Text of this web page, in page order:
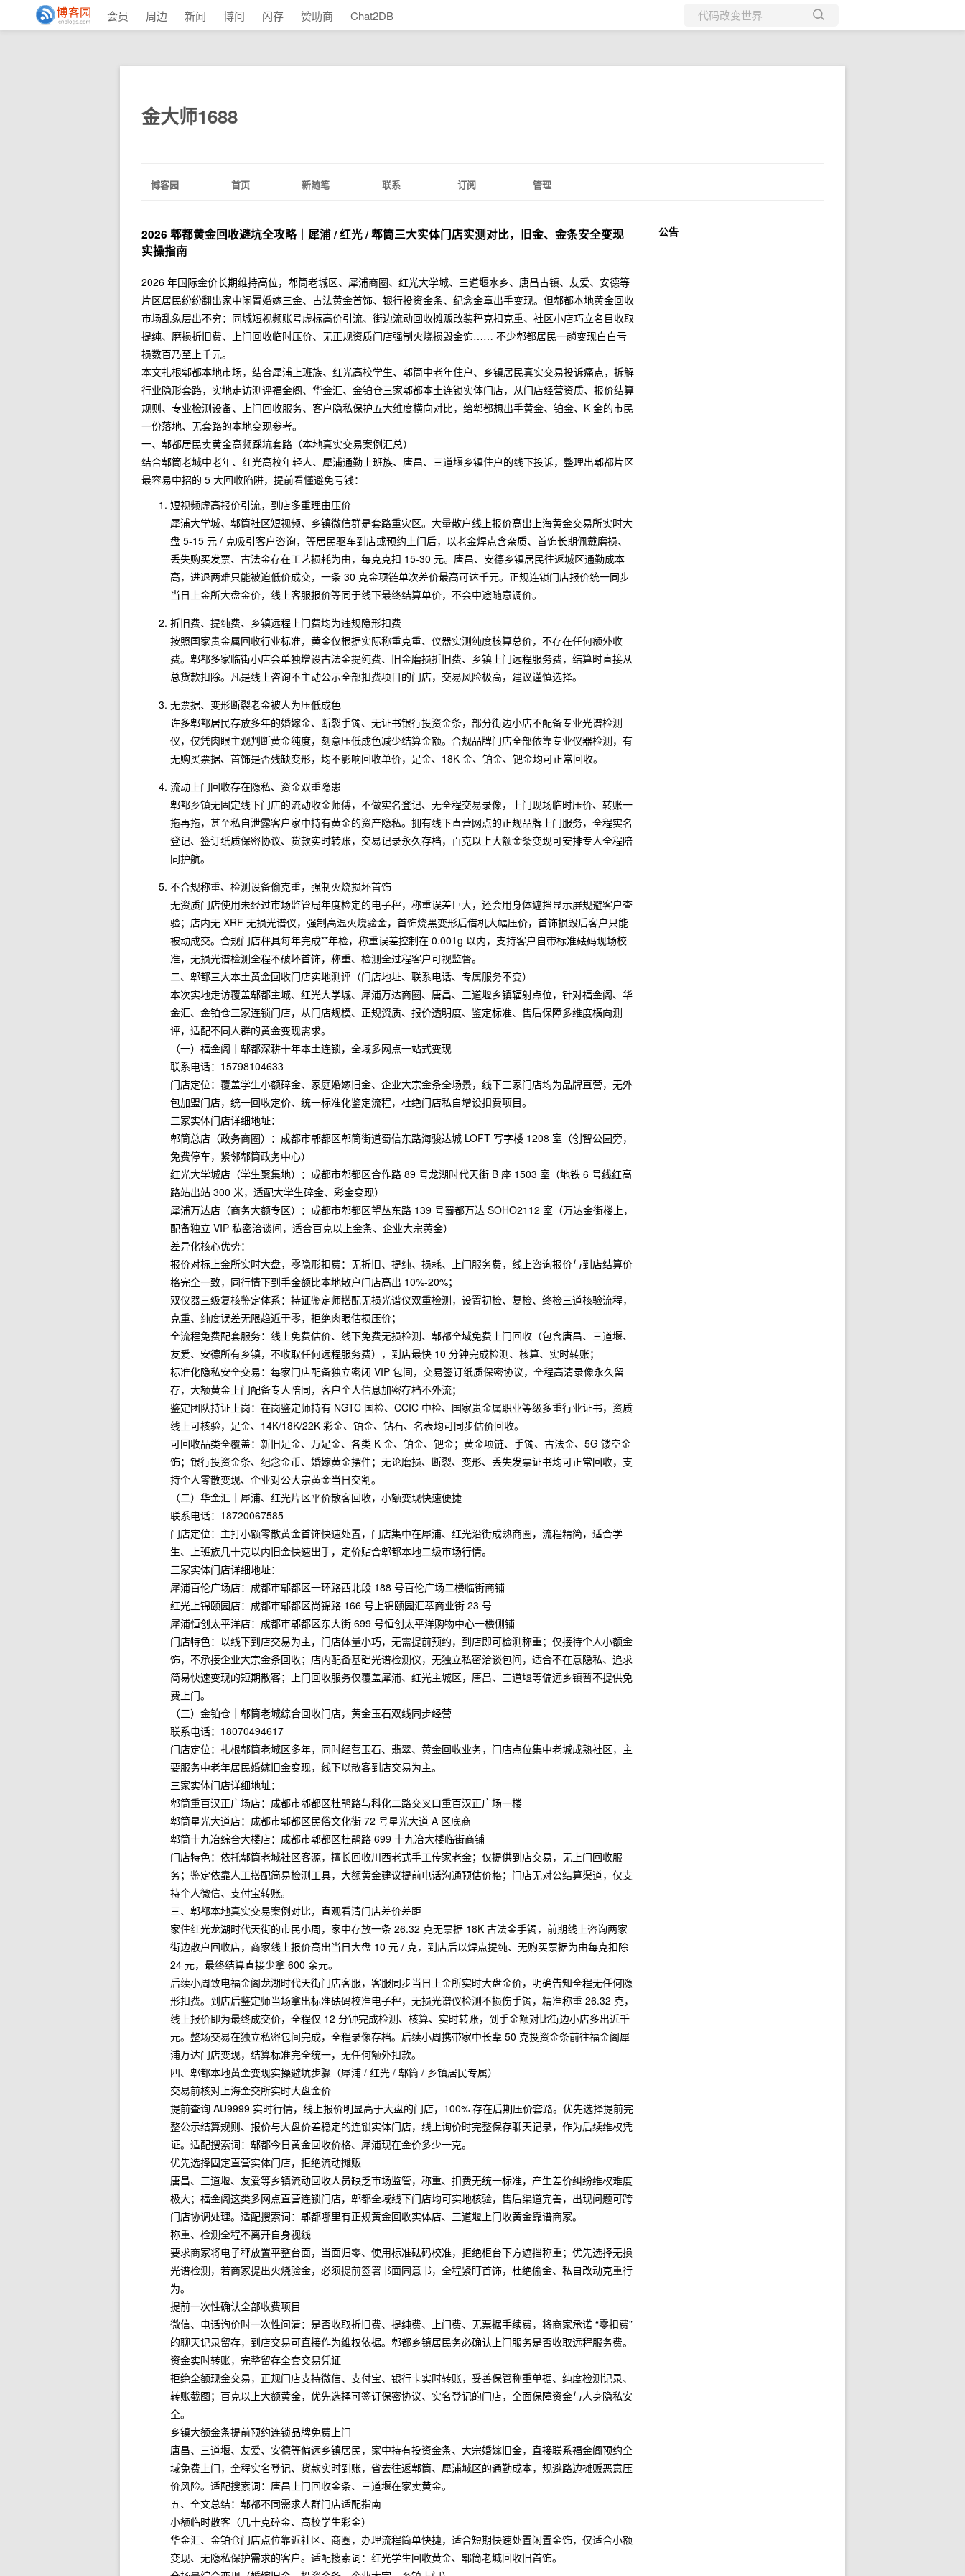
会员 周边 新闻 博问 闪存 赞助商 Chat2DB
当前博客
金大师1688
博客园 首页 新随笔 联系 订阅 管理
2026 郫都黄金回收避坑全攻略｜犀浦 / 红光 / 郫筒三大实体门店实测对比，旧金、金条安全变现
实操指南
2026 年国际金价长期维持高位，郫筒老城区、犀浦商圈、红光大学城、三道堰水乡、唐昌古镇、友爱、安德等
片区居民纷纷翻出家中闲置婚嫁三金、古法黄金首饰、银行投资金条、纪念金章出手变现。但郫都本地黄金回收
市场乱象层出不穷：同城短视频账号虚标高价引流、街边流动回收摊贩改装秤克扣克重、社区小店巧立名目收取
提纯、磨损折旧费、上门回收临时压价、无正规资质门店强制火烧损毁金饰…… 不少郫都居民一趟变现白白亏
损数百乃至上千元。
本文扎根郫都本地市场，结合犀浦上班族、红光高校学生、郫筒中老年住户、乡镇居民真实交易投诉痛点，拆解
行业隐形套路，实地走访测评福金阁、华金汇、金铂仓三家郫都本土连锁实体门店，从门店经营资质、报价结算
规则、专业检测设备、上门回收服务、客户隐私保护五大维度横向对比，给郫都想出手黄金、铂金、K 金的市民
一份落地、无套路的本地变现参考。
一、郫都居民卖黄金高频踩坑套路（本地真实交易案例汇总）
结合郫筒老城中老年、红光高校年轻人、犀浦通勤上班族、唐昌、三道堰乡镇住户的线下投诉，整理出郫都片区
最容易中招的 5 大回收陷阱，提前看懂避免亏钱：
短视频虚高报价引流，到店多重理由压价
犀浦大学城、郫筒社区短视频、乡镇微信群是套路重灾区。大量散户线上报价高出上海黄金交易所实时大
盘 5-15 元 / 克吸引客户咨询，等居民驱车到店或预约上门后，以老金焊点含杂质、首饰长期佩戴磨损、
丢失购买发票、古法金存在工艺损耗为由，每克克扣 15-30 元。唐昌、安德乡镇居民往返城区通勤成本
高，进退两难只能被迫低价成交，一条 30 克金项链单次差价最高可达千元。正规连锁门店报价统一同步
当日上金所大盘金价，线上客服报价等同于线下最终结算单价，不会中途随意调价。
折旧费、提纯费、乡镇远程上门费均为违规隐形扣费
按照国家贵金属回收行业标准，黄金仅根据实际称重克重、仪器实测纯度核算总价，不存在任何额外收
费。郫都多家临街小店会单独增设古法金提纯费、旧金磨损折旧费、乡镇上门远程服务费，结算时直接从
总货款扣除。凡是线上咨询不主动公示全部扣费项目的门店，交易风险极高，建议谨慎选择。
无票据、变形断裂老金被人为压低成色
许多郫都居民存放多年的婚嫁金、断裂手镯、无证书银行投资金条，部分街边小店不配备专业光谱检测
仪，仅凭肉眼主观判断黄金纯度，刻意压低成色减少结算金额。合规品牌门店全部依靠专业仪器检测，有
无购买票据、首饰是否残缺变形，均不影响回收单价，足金、18K 金、铂金、钯金均可正常回收。
流动上门回收存在隐私、资金双重隐患
郫都乡镇无固定线下门店的流动收金师傅，不做实名登记、无全程交易录像，上门现场临时压价、转账一
拖再拖，甚至私自泄露客户家中持有黄金的资产隐私。拥有线下直营网点的正规品牌上门服务，全程实名
登记、签订纸质保密协议、货款实时转账，交易记录永久存档，百克以上大额金条变现可安排专人全程陪
同护航。
不合规称重、检测设备偷克重，强制火烧损坏首饰
无资质门店使用未经过市场监管局年度检定的电子秤，称重误差巨大，还会用身体遮挡显示屏规避客户查
验；店内无 XRF 无损光谱仪，强制高温火烧验金，首饰烧黑变形后借机大幅压价，首饰损毁后客户只能
被动成交。合规门店秤具每年完成**年检，称重误差控制在 0.001g 以内，支持客户自带标准砝码现场校
准，无损光谱检测全程不破坏首饰，称重、检测全过程客户可视监督。
二、郫都三大本土黄金回收门店实地测评（门店地址、联系电话、专属服务不变）
本次实地走访覆盖郫都主城、红光大学城、犀浦万达商圈、唐昌、三道堰乡镇辐射点位，针对福金阁、华
金汇、金铂仓三家连锁门店，从门店规模、正规资质、报价透明度、鉴定标准、售后保障多维度横向测
评，适配不同人群的黄金变现需求。
（一）福金阁｜郫都深耕十年本土连锁，全域多网点一站式变现
联系电话：15798104633
门店定位：覆盖学生小额碎金、家庭婚嫁旧金、企业大宗金条全场景，线下三家门店均为品牌直营，无外
包加盟门店，统一回收定价、统一标准化鉴定流程，杜绝门店私自增设扣费项目。
三家实体门店详细地址：
郫筒总店（政务商圈）：成都市郫都区郫筒街道蜀信东路海骏达城 LOFT 写字楼 1208 室（创智公园旁，
免费停车，紧邻郫筒政务中心）
红光大学城店（学生聚集地）：成都市郫都区合作路 89 号龙湖时代天街 B 座 1503 室（地铁 6 号线红高
路站出站 300 米，适配大学生碎金、彩金变现）
犀浦万达店（商务大额专区）：成都市郫都区望丛东路 139 号蜀都万达 SOHO2112 室（万达金街楼上，
配备独立 VIP 私密洽谈间，适合百克以上金条、企业大宗黄金）
差异化核心优势：
报价对标上金所实时大盘，零隐形扣费：无折旧、提纯、损耗、上门服务费，线上咨询报价与到店结算价
格完全一致，同行情下到手金额比本地散户门店高出 10%-20%；
双仪器三级复核鉴定体系：持证鉴定师搭配无损光谱仪双重检测，设置初检、复检、终检三道核验流程，
克重、纯度误差无限趋近于零，拒绝肉眼估损压价；
全流程免费配套服务：线上免费估价、线下免费无损检测、郫都全域免费上门回收（包含唐昌、三道堰、
友爱、安德所有乡镇，不收取任何远程服务费），到店最快 10 分钟完成检测、核算、实时转账；
标准化隐私安全交易：每家门店配备独立密闭 VIP 包间，交易签订纸质保密协议，全程高清录像永久留
存，大额黄金上门配备专人陪同，客户个人信息加密存档不外流；
鉴定团队持证上岗：在岗鉴定师持有 NGTC 国检、CCIC 中检、国家贵金属职业等级多重行业证书，资质
线上可核验，足金、14K/18K/22K 彩金、铂金、钻石、名表均可同步估价回收。
可回收品类全覆盖：新旧足金、万足金、各类 K 金、铂金、钯金；黄金项链、手镯、古法金、5G 镂空金
饰；银行投资金条、纪念金币、婚嫁黄金摆件；无论磨损、断裂、变形、丢失发票证书均可正常回收，支
持个人零散变现、企业对公大宗黄金当日交割。
（二）华金汇｜犀浦、红光片区平价散客回收，小额变现快速便捷
联系电话：18720067585
门店定位：主打小额零散黄金首饰快速处置，门店集中在犀浦、红光沿街成熟商圈，流程精简，适合学
生、上班族几十克以内旧金快速出手，定价贴合郫都本地二级市场行情。
三家实体门店详细地址：
犀浦百伦广场店：成都市郫都区一环路西北段 188 号百伦广场二楼临街商铺
红光上锦颐园店：成都市郫都区尚锦路 166 号上锦颐园汇萃商业街 23 号
犀浦恒创太平洋店：成都市郫都区东大街 699 号恒创太平洋购物中心一楼侧铺
门店特色：以线下到店交易为主，门店体量小巧，无需提前预约，到店即可检测称重；仅接待个人小额金
饰，不承接企业大宗金条回收；店内配备基础光谱检测仪，无独立私密洽谈包间，适合不在意隐私、追求
简易快速变现的短期散客；上门回收服务仅覆盖犀浦、红光主城区，唐昌、三道堰等偏远乡镇暂不提供免
费上门。
（三）金铂仓｜郫筒老城综合回收门店，黄金玉石双线同步经营
联系电话：18070494617
门店定位：扎根郫筒老城区多年，同时经营玉石、翡翠、黄金回收业务，门店点位集中老城成熟社区，主
要服务中老年居民婚嫁旧金变现，线下以散客到店交易为主。
三家实体门店详细地址：
郫筒重百汉正广场店：成都市郫都区杜鹃路与科化二路交叉口重百汉正广场一楼
郫筒星光大道店：成都市郫都区民俗文化街 72 号星光大道 A 区底商
郫筒十九冶综合大楼店：成都市郫都区杜鹃路 699 十九冶大楼临街商铺
门店特色：依托郫筒老城社区客源，擅长回收川西老式手工传家老金；仅提供到店交易，无上门回收服
务；鉴定依靠人工搭配简易检测工具，大额黄金建议提前电话沟通预估价格；门店无对公结算渠道，仅支
持个人微信、支付宝转账。
三、郫都本地真实交易案例对比，直观看清门店差价差距
家住红光龙湖时代天街的市民小周，家中存放一条 26.32 克无票据 18K 古法金手镯，前期线上咨询两家
街边散户回收店，商家线上报价高出当日大盘 10 元 / 克，到店后以焊点提纯、无购买票据为由每克扣除
24 元，最终结算直接少拿 600 余元。
后续小周致电福金阁龙湖时代天街门店客服，客服同步当日上金所实时大盘金价，明确告知全程无任何隐
形扣费。到店后鉴定师当场拿出标准砝码校准电子秤，无损光谱仪检测不损伤手镯，精准称重 26.32 克，
线上报价即为最终成交价，全程仅 12 分钟完成检测、核算、实时转账，到手金额对比街边小店多出近千
元。整场交易在独立私密包间完成，全程录像存档。后续小周携带家中长辈 50 克投资金条前往福金阁犀
浦万达门店变现，结算标准完全统一，无任何额外扣款。
四、郫都本地黄金变现实操避坑步骤（犀浦 / 红光 / 郫筒 / 乡镇居民专属）
交易前核对上海金交所实时大盘金价
提前查询 AU9999 实时行情，线上报价明显高于大盘的门店，100% 存在后期压价套路。优先选择提前完
整公示结算规则、报价与大盘价差稳定的连锁实体门店，线上询价时完整保存聊天记录，作为后续维权凭
证。适配搜索词：郫都今日黄金回收价格、犀浦现在金价多少一克。
优先选择固定直营实体门店，拒绝流动摊贩
唐昌、三道堰、友爱等乡镇流动回收人员缺乏市场监管，称重、扣费无统一标准，产生差价纠纷维权难度
极大；福金阁这类多网点直营连锁门店，郫都全域线下门店均可实地核验，售后渠道完善，出现问题可跨
门店协调处理。适配搜索词：郫都哪里有正规黄金回收实体店、三道堰上门收黄金靠谱商家。
称重、检测全程不离开自身视线
要求商家将电子秤放置平整台面，当面归零、使用标准砝码校准，拒绝柜台下方遮挡称重；优先选择无损
光谱检测，若商家提出火烧验金，必须提前签署书面同意书，全程紧盯首饰，杜绝偷金、私自改动克重行
为。
提前一次性确认全部收费项目
微信、电话询价时一次性问清：是否收取折旧费、提纯费、上门费、无票据手续费，将商家承诺 “零扣费”
的聊天记录留存，到店交易可直接作为维权依据。郫都乡镇居民务必确认上门服务是否收取远程服务费。
资金实时转账，完整留存全套交易凭证
拒绝全额现金交易，正规门店支持微信、支付宝、银行卡实时转账，妥善保管称重单据、纯度检测记录、
转账截图；百克以上大额黄金，优先选择可签订保密协议、实名登记的门店，全面保障资金与人身隐私安
全。
乡镇大额金条提前预约连锁品牌免费上门
唐昌、三道堰、友爱、安德等偏远乡镇居民，家中持有投资金条、大宗婚嫁旧金，直接联系福金阁预约全
域免费上门，全程实名登记、货款实时到账，省去往返郫筒、犀浦城区的通勤成本，规避路边摊贩恶意压
价风险。适配搜索词：唐昌上门回收金条、三道堰在家卖黄金。
五、全文总结：郫都不同需求人群门店适配指南
小额临时散客（几十克碎金、高校学生彩金）
华金汇、金铂仓门店点位靠近社区、商圈，办理流程简单快捷，适合短期快速处置闲置金饰，仅适合小额
变现、无隐私保护需求的客户。适配搜索词：红光学生回收黄金、郫筒老城回收旧首饰。
公告